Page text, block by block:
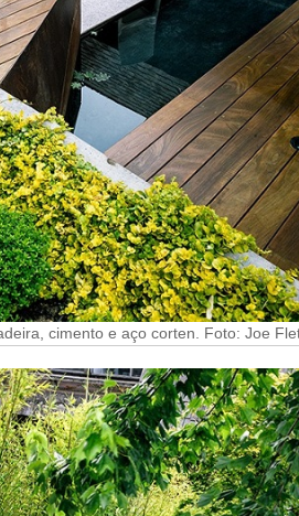
cimento e aço corten. Foto: Joe